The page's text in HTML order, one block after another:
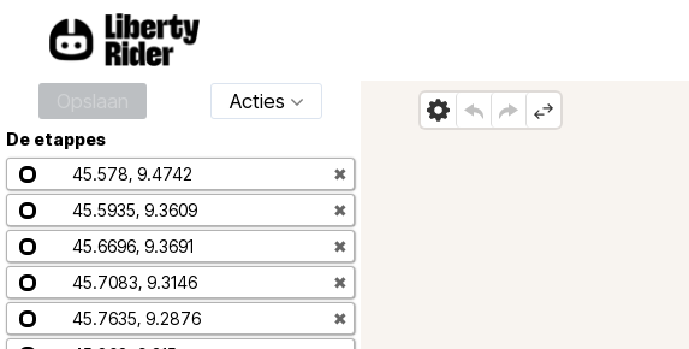
Acties
De etappes
45.578, 9.4742
✖
45.5935, 9.3609
✖
45.6696, 9.3691
✖
45.7083, 9.3146
✖
45.7635, 9.2876
✖